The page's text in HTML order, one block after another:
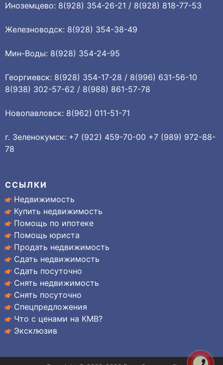
Иноземцево: 8(928) 354-26-21 / 8(928) 818-77-53
Железноводск: 8(928) 354-38-49
Мин-Воды: 8(928) 354-24-95
Георгиевск: 8(928) 354-17-28 / 8(996) 631-56-10
8(938) 302-57-62 / 8(988) 861-57-78
Новопавловск: 8(962) 011-51-71
г. Зеленокумск: +7 (922) 459-70-00 +7 (989) 972-88-
78
ССЫЛКИ
Недвижимость
Купить недвижимость
Помощь по ипотеке
Помощь юриста
Продать недвижимость
Сдать недвижимость
Сдать посуточно
Снять недвижимость
Снять посуточно
Спецпредложения
Что с ценами на КМВ?
Эксклюзив